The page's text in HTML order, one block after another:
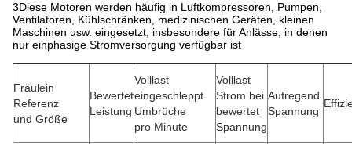
3Diese Motoren werden häufig in Luftkompressoren, Pumpen,
Ventilatoren, Kühlschränken, medizinischen Geräten, kleinen
Maschinen usw. eingesetzt, insbesondere für Anlässe, in denen
nur einphasige Stromversorgung verfügbar ist
Fräulein
Referenz
und Größe
Bewertet
Leistung
Volllast
eingeschleppt
Umbrüche
pro Minute
Volllast
Strom bei
bewertet
Spannung
Aufregend.
Spannung